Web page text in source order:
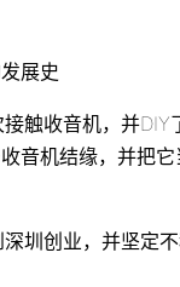
展史
触收音机，并DIY
音机结缘，并把
圳创业，并坚定